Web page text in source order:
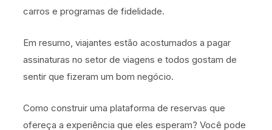
carros e programas de fidelidade.
Em resumo, viajantes estão acostumados a pagar
assinaturas no setor de viagens e todos gostam de
sentir que fizeram um bom negócio.
Como construir uma plataforma de reservas que
ofereça a experiência que eles esperam? Você pode